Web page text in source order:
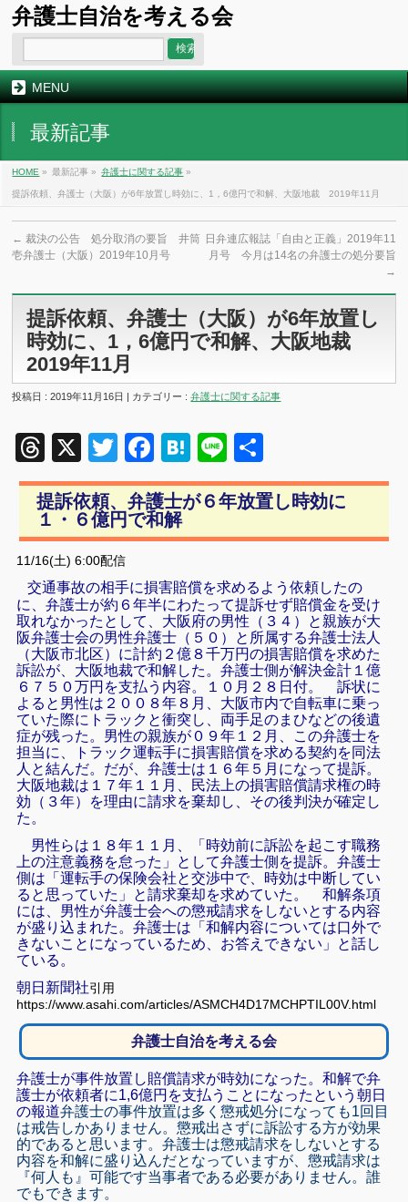
弁護士自治を考える会
MENU
最新記事
HOME » 最新記事 » 弁護士に関する記事 »
提訴依頼、弁護士（大阪）が6年放置し時効に、1，6億円で和解、大阪地裁 2019年11月
← 裁決の公告 処分取消の要旨 井筒
壱弁護士（大阪）2019年10月号
日弁連広報誌「自由と正義」2019年11
月号 今月は14名の弁護士の処分要旨
→
提訴依頼、弁護士（大阪）が6年放置し
時効に、1，6億円で和解、大阪地裁
2019年11月
投稿日 : 2019年11月16日 | カテゴリー :弁護士に関する記事
Threads
X TwitterFacebook
Hatena
Line
有
提訴依頼、弁護士が６年放置し時効に
１・６億円で和解
11/16(土) 6:00配信
交通事故の相手に損害賠償を求めるよう依頼したの
に、弁護士が約６年半にわたって提訴せず賠償金を受け
取れなかったとして、大阪府の男性（３４）と親族が大
阪弁護士会の男性弁護士（５０）と所属する弁護士法人
（大阪市北区）に計約２億８千万円の損害賠償を求めた
訴訟が、大阪地裁で和解した。弁護士側が解決金計１億
６７５０万円を支払う内容。１０月２８日付。
訴状に
よると男性は２００８年８月、大阪市内で自転車に乗っ
ていた際にトラックと衝突し、両手足のまひなどの後遺
症が残った。男性の親族が０９年１２月、この弁護士を
担当に、トラック運転手に損害賠償を求める契約を同法
人と結んだ。だが、弁護士は１６年５月になって提訴。
大阪地裁は１７年１１月、民法上の損害賠償請求権の時
効（３年）を理由に請求を棄却し、その後判決が確定し
た。
男性らは１８年１１月、「時効前に訴訟を起こす職務
上の注意義務を怠った」として弁護士側を提訴。弁護士
側は「運転手の保険会社と交渉中で、時効は中断してい
ると思っていた」と請求棄却を求めていた。
和解条項
には、男性が弁護士会への懲戒請求をしないとする内容
が盛り込まれた。弁護士は「和解内容については口外で
きないことになっているため、お答えできない」と話し
ている。
朝日新聞社引用
https://www.asahi.com/articles/ASMCH4D17MCHPTIL00V.html
弁護士自治を考える会
弁護士が事件放置し賠償請求が時効になった。和解で弁
護士が依頼者に1,6億円を支払うことになったという朝日
の報道弁護士の事件放置は多く懲戒処分になっても1回目
は戒告しかありません。懲戒出さずに訴訟する方が効果
的であると思います。弁護士は懲戒請求をしないとする
内容を和解に盛り込んだとなっていますが、懲戒請求は
『何人も』可能です当事者である必要がありません。誰
でもできます。